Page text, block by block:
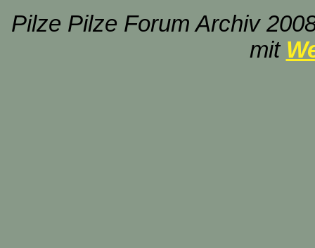
Pilze Pilze Forum Archiv
mit